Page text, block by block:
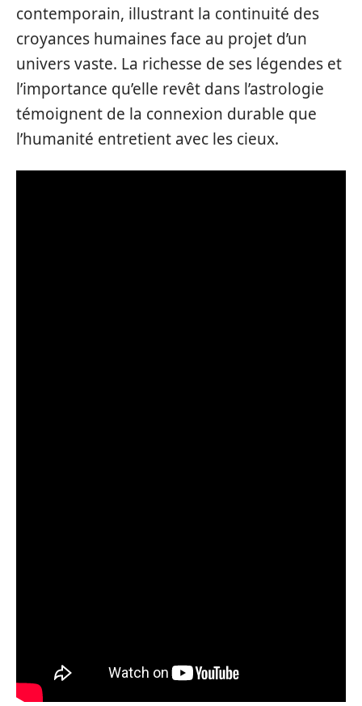
contemporain, illustrant la continuité des
croyances humaines face au projet d’un
univers vaste. La richesse de ses légendes et
l’importance qu’elle revêt dans l’astrologie
témoignent de la connexion durable que
l’humanité entretient avec les cieux.